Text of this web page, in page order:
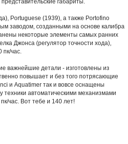
габариты.
Portuguese (1939), а также Portofino
заводом, созданными на основе калибра
некоторые элементы самых ранних
Джонса (регулятор точности хода),
пк/час.
важнейшие детали - изготовлены из
повышает и без того потрясающие
и Aquatimer так и вовсе оснащены
техники автоматическими механизмами
час. Вот тебе и 140 лет!